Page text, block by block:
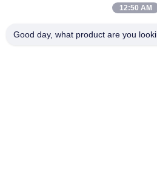
Adaptor Serat Optik FTTB SM MM
12:50 AM
Good day, what product are you